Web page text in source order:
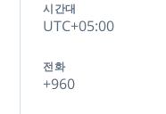
시간대
UTC+05:00
전화
+960